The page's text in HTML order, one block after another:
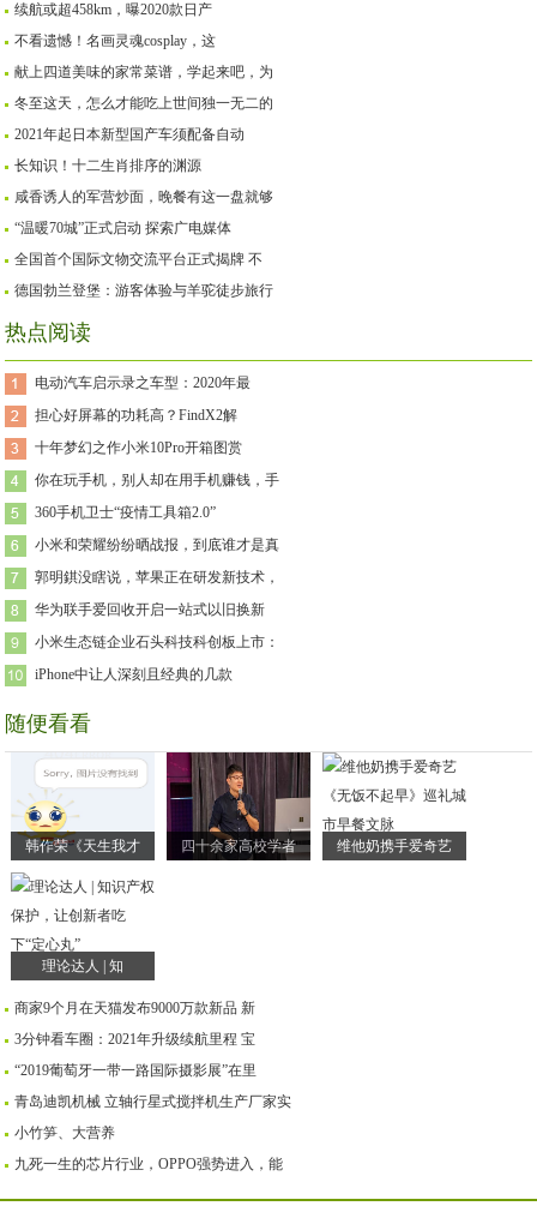
续航或超458km，曝2020款日产
不看遗憾！名画灵魂cosplay，这
献上四道美味的家常菜谱，学起来吧，为
冬至这天，怎么才能吃上世间独一无二的
2021年起日本新型国产车须配备自动
长知识！十二生肖排序的渊源
咸香诱人的军营炒面，晚餐有这一盘就够
“温暖70城”正式启动 探索广电媒体
全国首个国际文物交流平台正式揭牌 不
德国勃兰登堡：游客体验与羊驼徒步旅行
热点阅读
电动汽车启示录之车型：2020年最
担心好屏幕的功耗高？FindX2解
十年梦幻之作小米10Pro开箱图赏
你在玩手机，别人却在用手机赚钱，手
360手机卫士“疫情工具箱2.0”
小米和荣耀纷纷晒战报，到底谁才是真
郭明錤没瞎说，苹果正在研发新技术，
华为联手爱回收开启一站式以旧换新
小米生态链企业石头科技科创板上市：
iPhone中让人深刻且经典的几款
随便看看
韩作荣《天生我才 四十余家高校学者 维他奶携手爱奇艺
理论达人 | 知
商家9个月在天猫发布9000万款新品 新
3分钟看车圈：2021年升级续航里程 宝
“2019葡萄牙一带一路国际摄影展”在里
青岛迪凯机械 立轴行星式搅拌机生产厂家实
小竹笋、大营养
九死一生的芯片行业，OPPO强势进入，能